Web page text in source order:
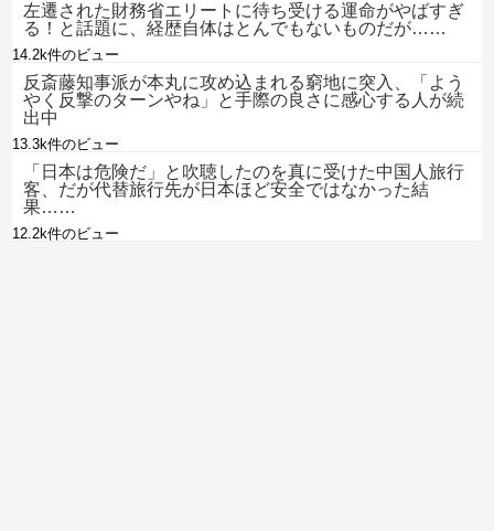
左遷された財務省エリートに待ち受ける運命がやばすぎ
る！と話題に、経歴自体はとんでもないものだが……
14.2k件のビュー
反斎藤知事派が本丸に攻め込まれる窮地に突入、「よう
やく反撃のターンやね」と手際の良さに感心する人が続
出中
13.3k件のビュー
「日本は危険だ」と吹聴したのを真に受けた中国人旅行
客、だが代替旅行先が日本ほど安全ではなかった結
果……
12.2k件のビュー